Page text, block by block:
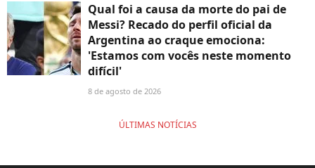
Qual foi a causa da morte do pai de
Messi? Recado do perfil oficial da
Argentina ao craque emociona:
'Estamos com vocês neste momento
difícil'
8 de agosto de 2026
ÚLTIMAS NOTÍCIAS